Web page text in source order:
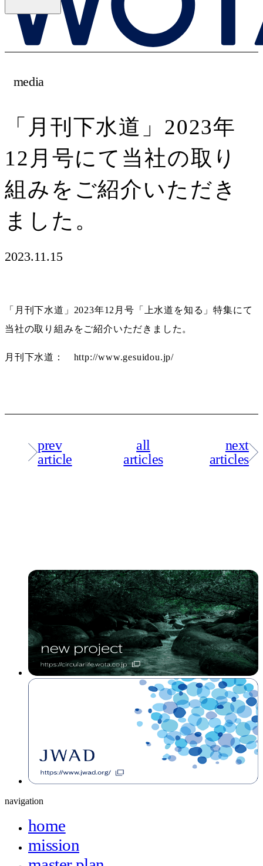
media
「月刊下水道」2023年
12月号にて当社の取り
組みをご紹介いただき
ました。
2023.11.15
「月刊下水道」2023年12月号「上水道を知る」特集にて
当社の取り組みをご紹介いただきました。
月刊下水道： http://www.gesuidou.jp/
prev
article
all
articles
next
articles
navigation
home
mission